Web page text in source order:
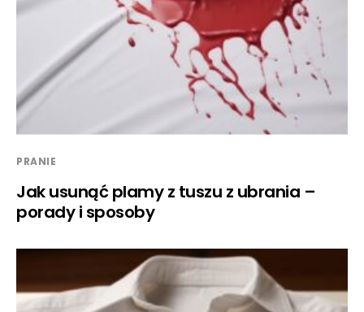
PRANIE
Jak usunąć plamy z tuszu z ubrania –
porady i sposoby